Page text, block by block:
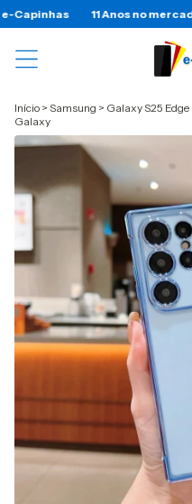
mercado! Capinha é na e-
Início > Samsung > Galaxy S25 Edge
Galaxy